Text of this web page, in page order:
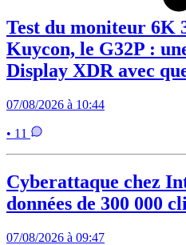
Test du moniteur 6K
Kuycon, le G32P :
Display XDR avec
07/08/2026 à 10:44
• 11
Cyberattaque chez
données de 300 000
07/08/2026 à 09:47